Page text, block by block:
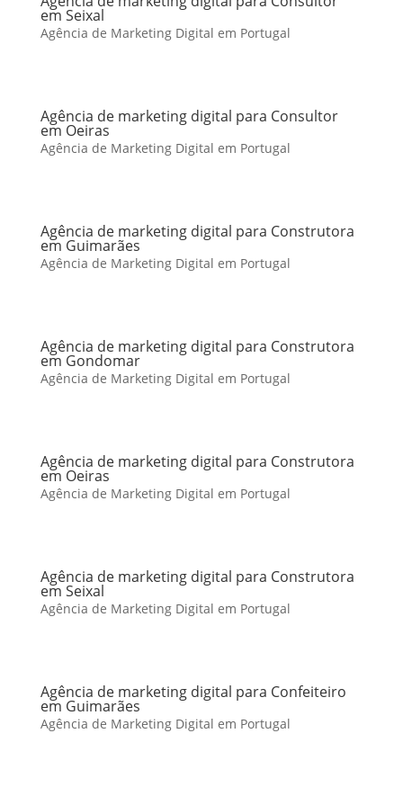
em Seixal
Agência de Marketing Digital em Portugal
Agência de marketing digital para Consultor
em Oeiras
Agência de Marketing Digital em Portugal
Agência de marketing digital para Construtora
em Guimarães
Agência de Marketing Digital em Portugal
Agência de marketing digital para Construtora
em Gondomar
Agência de Marketing Digital em Portugal
Agência de marketing digital para Construtora
em Oeiras
Agência de Marketing Digital em Portugal
Agência de marketing digital para Construtora
em Seixal
Agência de Marketing Digital em Portugal
Agência de marketing digital para Confeiteiro
em Guimarães
Agência de Marketing Digital em Portugal